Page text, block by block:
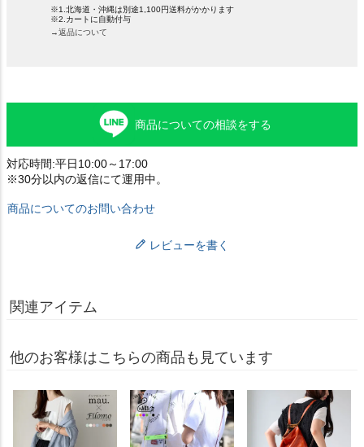
※1.北海道・沖縄は別途1,100円送料がかかります
※2.カートに自動付与
→返品について
商品についての相談をする
対応時間:平日10:00～17:00
※30分以内の返信にて運用中。
商品についてのお問い合わせ
レビューを書く
関連アイテム
他のお客様はこちらの商品も見ています